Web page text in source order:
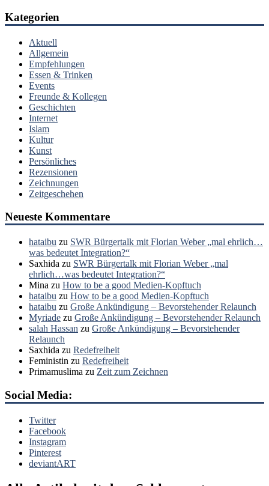
Kategorien
Aktuell
Allgemein
Empfehlungen
Essen & Trinken
Events
Freunde & Kollegen
Geschichten
Internet
Islam
Kultur
Kunst
Persönliches
Rezensionen
Zeichnungen
Zeitgeschehen
Neueste Kommentare
hataibu zu SWR Bürgertalk mit Florian Weber „mal ehrlich…
was bedeutet Integration?“
Saxhida zu SWR Bürgertalk mit Florian Weber „mal
ehrlich…was bedeutet Integration?“
Mina zu How to be a good Medien-Kopftuch
hataibu zu How to be a good Medien-Kopftuch
hataibu zu Große Ankündigung – Bevorstehender Relaunch
Myriade zu Große Ankündigung – Bevorstehender Relaunch
salah Hassan zu Große Ankündigung – Bevorstehender
Relaunch
Saxhida zu Redefreiheit
Feministin zu Redefreiheit
Primamuslima zu Zeit zum Zeichnen
Social Media:
Twitter
Facebook
Instagram
Pinterest
deviantART